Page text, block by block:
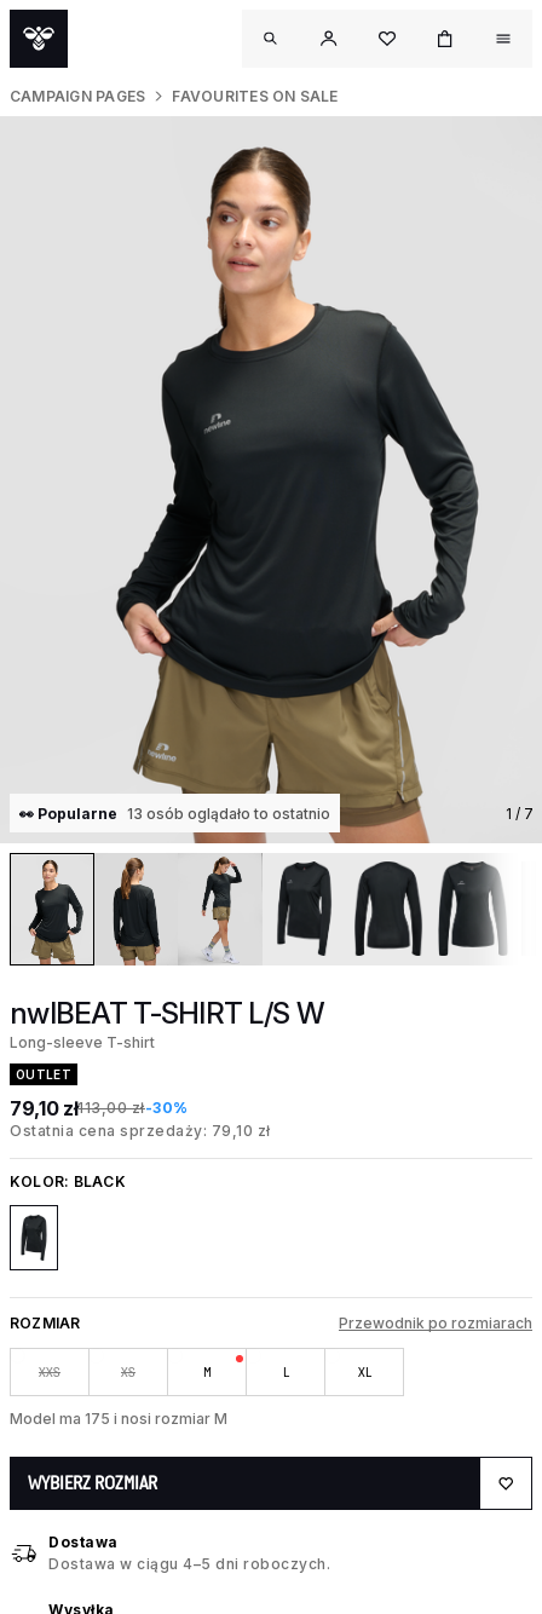
CAMPAIGN PAGES FAVOURITES ON SALE
👀 Popularne 13 osób oglądało to ostatnio 1 / 7
nwlBEAT T-SHIRT L/S W
Long-sleeve T-shirt
OUTLET
79,10 zł113,00 zł-30%
Ostatnia cena sprzedaży: 79,10 zł
KOLOR: BLACK
ROZMIAR Przewodnik po rozmiarach
XXS XS M L XL
Model ma 175 i nosi rozmiar M
WYBIERZ ROZMIAR
Dostawa
Dostawa w ciągu 4–5 dni roboczych.
Wysyłka